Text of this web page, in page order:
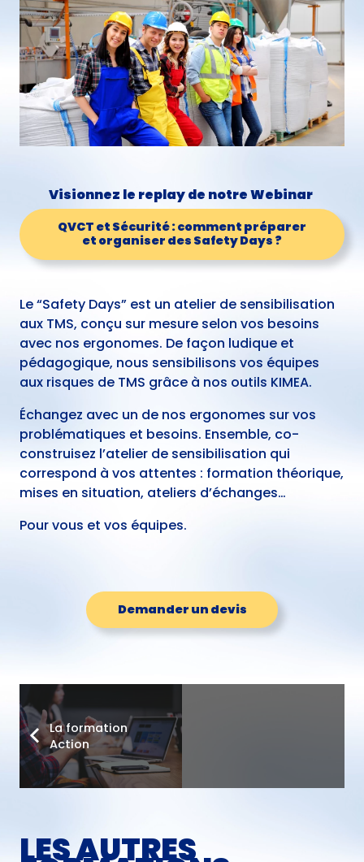
Visionnez le replay de notre Webinar
QVCT et Sécurité : comment préparer
et organiser des Safety Days ?
Le “Safety Days” est un atelier de sensibilisation
aux TMS, conçu sur mesure selon vos besoins
avec nos ergonomes. De façon ludique et
pédagogique, nous sensibilisons vos équipes
aux risques de TMS grâce à nos outils KIMEA.
Échangez avec un de nos ergonomes sur vos
problématiques et besoins. Ensemble, co-
construisez l’atelier de sensibilisation qui
correspond à vos attentes : formation théorique,
mises en situation, ateliers d’échanges…
Pour vous et vos équipes.
Demander un devis
La formation
Action
LES AUTRES